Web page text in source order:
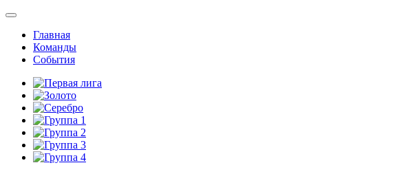
Главная
Команды
События